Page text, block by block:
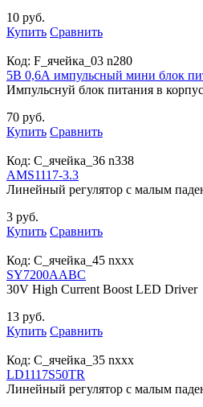
10 руб.
Купить Сравнить
Код: F_ячейка_03 n280
5В 0,6А импульсный мини блок
Импульснуй блок питания в
70 руб.
Купить Сравнить
Код: С_ячейка_36 n338
AMS1117-3.3
Линейный регулятор с малым
3 руб.
Купить Сравнить
Код: С_ячейка_45 nxxx
SY7200AABC
30V High Current Boost LED Driver
13 руб.
Купить Сравнить
Код: С_ячейка_35 nxxx
LD1117S50TR
Линейный регулятор с малым